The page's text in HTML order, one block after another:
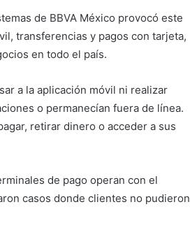
de BBVA México provocó este
transferencias y pagos con tarjeta,
en todo el país.
a la aplicación móvil ni realizar
o permanecían fuera de línea.
retirar dinero o acceder a sus
de pago operan con el
casos donde clientes no pudieron